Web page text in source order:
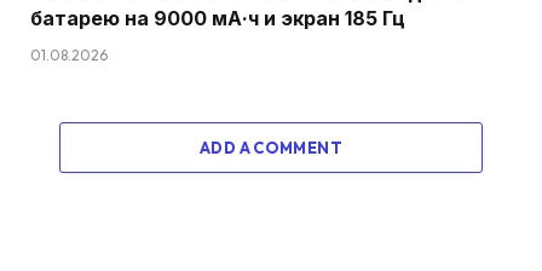
батарею на 9000 мА·ч и экран 185 Гц
01.08.2026
ADD A COMMENT